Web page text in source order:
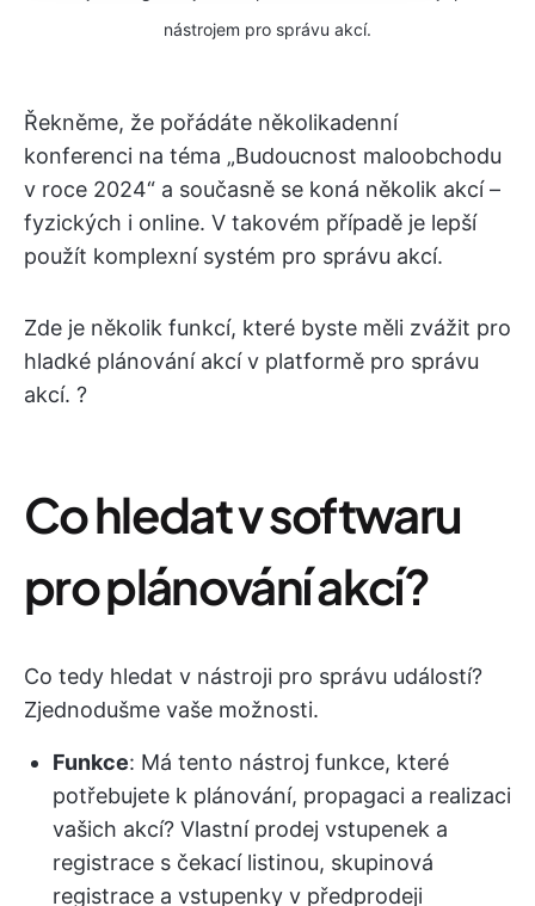
nástrojem pro správu akcí.
Řekněme, že pořádáte několikadenní
konferenci na téma „Budoucnost maloobchodu
v roce 2024“ a současně se koná několik akcí –
fyzických i online. V takovém případě je lepší
použít komplexní systém pro správu akcí.
Zde je několik funkcí, které byste měli zvážit pro
hladké plánování akcí v platformě pro správu
akcí. ?
Co hledat v softwaru
pro plánování akcí?
Co tedy hledat v nástroji pro správu událostí?
Zjednodušme vaše možnosti.
Funkce: Má tento nástroj funkce, které
potřebujete k plánování, propagaci a realizaci
vašich akcí? Vlastní prodej vstupenek a
registrace s čekací listinou, skupinová
registrace a vstupenky v předprodeji